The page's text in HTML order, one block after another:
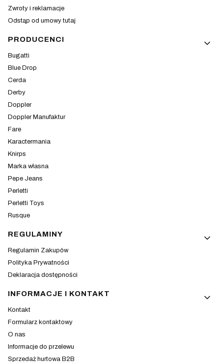
Zwroty i reklamacje
Odstąp od umowy tutaj
PRODUCENCI
Bugatti
Blue Drop
Cerda
Derby
Doppler
Doppler Manufaktur
Fare
Karactermania
Knirps
Marka własna
Pepe Jeans
Perletti
Perletti Toys
Rusque
REGULAMINY
Regulamin Zakupów
Polityka Prywatności
Deklaracja dostępności
INFORMACJE I KONTAKT
Kontakt
Formularz kontaktowy
O nas
Informacje do przelewu
Sprzedaż hurtowa B2B